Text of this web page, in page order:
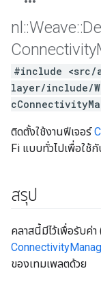
nl ::Weave::
Connectivity
#include <src/
layer/include/
ติดตั้งใช้งานฟีเจอร์
Fi แบบทั่วไปเพื่อใช้
สรุป
คลาสนี้มีไว้เพื่อรับค่า
ของเทมเพลตด้วย